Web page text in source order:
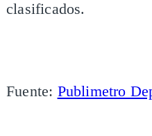
clasificados.
Fuente: Publimetro